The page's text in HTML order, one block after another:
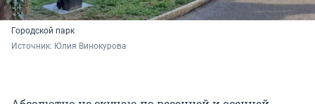
Городской парк
Источник: Юлия Винокурова